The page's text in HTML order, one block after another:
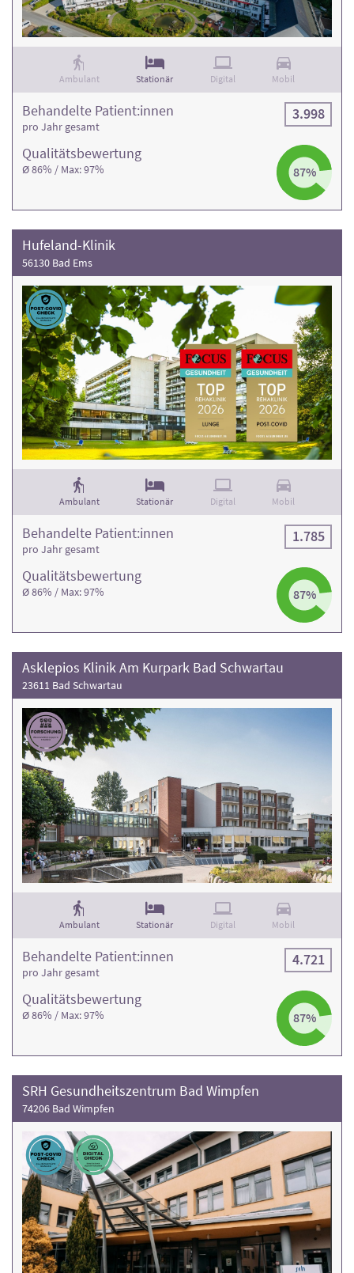
Ambulant Stationär Digital Mobil
Qualitäts­bewertung
Ø 86% / Max: 97% 87%
Behandelte Patient:innen
pro Jahr gesamt
3.998
Hufeland-Klinik
56130 Bad Ems
Ambulant Stationär Digital Mobil
Qualitäts­bewertung
Ø 86% / Max: 97% 87%
Behandelte Patient:innen
pro Jahr gesamt
1.785
Asklepios Klinik Am Kurpark Bad Schwartau
23611 Bad Schwartau
Ambulant Stationär Digital Mobil
Qualitäts­bewertung
Ø 86% / Max: 97% 87%
Behandelte Patient:innen
pro Jahr gesamt
4.721
SRH Gesundheitszentrum Bad Wimpfen
74206 Bad Wimpfen